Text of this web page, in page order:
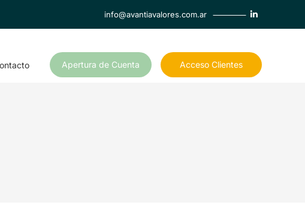
info@avantiavalores.com.ar
Apertura de Cuenta Acceso Clientes